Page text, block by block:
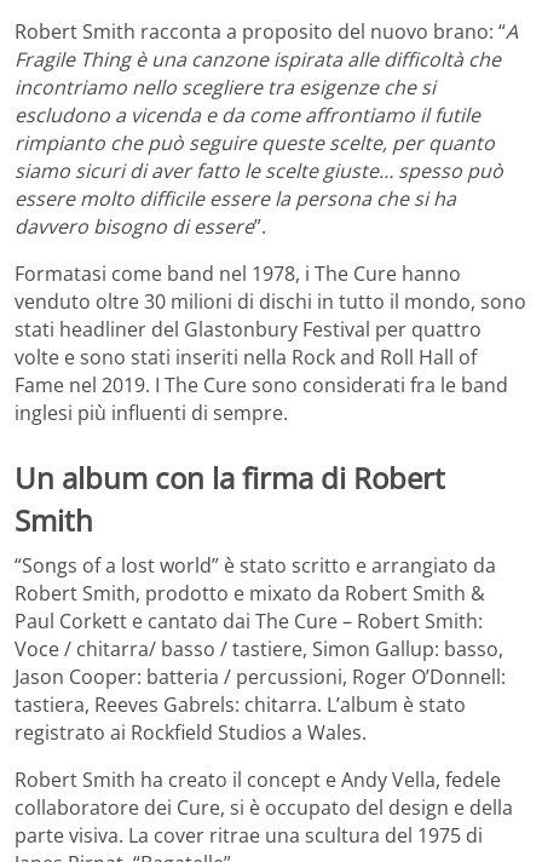
Robert Smith racconta a proposito del nuovo brano: “A
Fragile Thing è una canzone ispirata alle difficoltà che
incontriamo nello scegliere tra esigenze che si
escludono a vicenda e da come affrontiamo il futile
rimpianto che può seguire queste scelte, per quanto
siamo sicuri di aver fatto le scelte giuste… spesso può
essere molto difficile essere la persona che si ha
davvero bisogno di essere”.
Formatasi come band nel 1978, i The Cure hanno
venduto oltre 30 milioni di dischi in tutto il mondo, sono
stati headliner del Glastonbury Festival per quattro
volte e sono stati inseriti nella Rock and Roll Hall of
Fame nel 2019. I The Cure sono considerati fra le band
inglesi più influenti di sempre.
Un album con la firma di Robert
Smith
“Songs of a lost world” è stato scritto e arrangiato da
Robert Smith, prodotto e mixato da Robert Smith &
Paul Corkett e cantato dai The Cure – Robert Smith:
Voce / chitarra/ basso / tastiere, Simon Gallup: basso,
Jason Cooper: batteria / percussioni, Roger O’Donnell:
tastiera, Reeves Gabrels: chitarra. L’album è stato
registrato ai Rockfield Studios a Wales.
Robert Smith ha creato il concept e Andy Vella, fedele
collaboratore dei Cure, si è occupato del design e della
parte visiva. La cover ritrae una scultura del 1975 di